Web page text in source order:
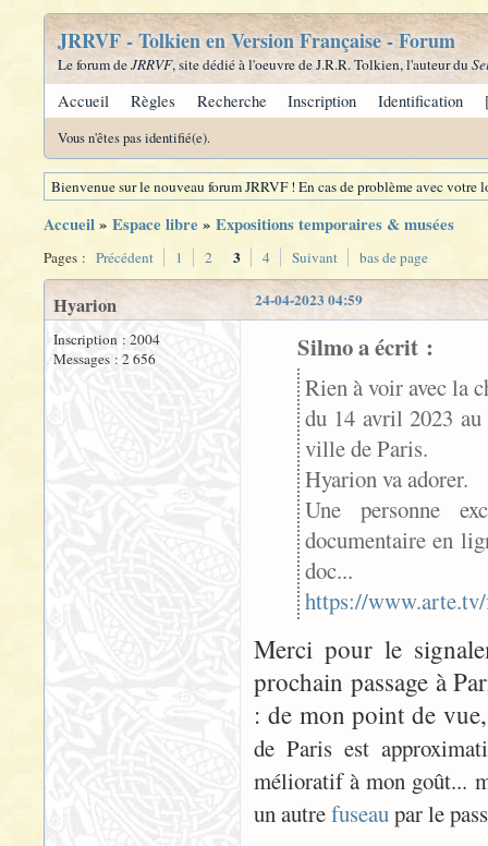
JRRVF - Tolkien en Version Française - Forum
Le forum deJRRVF, site dédié à l'oeuvre de J.R.R. Tolkien, l'auteur du
Accueil Règles Recherche Inscription Identification
Vous n'êtes pas identifié(e).
Bienvenue sur le nouveau forum JRRVF ! En cas de problème avec
Accueil» Espace libre » Expositions temporaires & musées
Pages : Précédent 1 2 3 4 Suivant bas de page
24-04-2023 04:59
Hyarion
Inscription : 2004
Messages : 2 656
Silmo a écrit :
Rien à voir avec la
du 14 avril 2023
ville de Paris.
Hyarion va adorer.
Une personne
documentaire en
doc...
https://
Merci pour le
prochain passage à
: de mon point de
de Paris est
mélioratif à mon goût...
un autrefuseaupar le